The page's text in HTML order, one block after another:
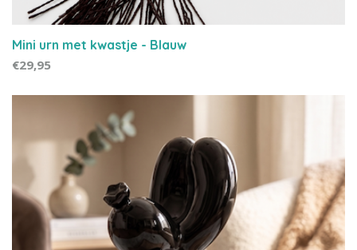
Mini urn met kwastje - Blauw
€29,95